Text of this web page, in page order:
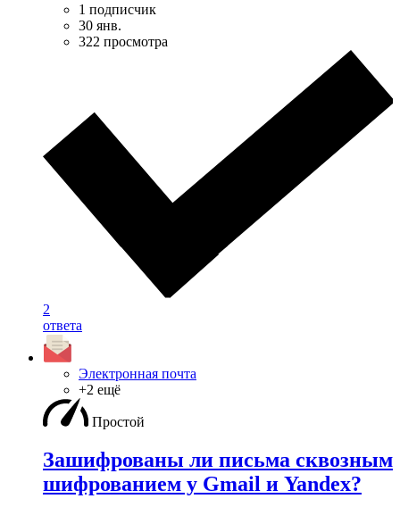
1 подписчик
30 янв.
322 просмотра
2
ответа
Электронная почта
+2 ещё
Простой
Зашифрованы ли письма сквозным
шифрованием у Gmail и Yandex?